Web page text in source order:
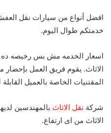
افضل أنواع من سيارات نقل
خدمتكم طوال اليوم.
اسعار الخدمه مش بس رخيصه
الاثاث. يقوم فريق العمل
المقتنيات الخاصة بالعميل
شركة نقل الاثاث بالمهندسين
الاثاث من اى ارتفاع.